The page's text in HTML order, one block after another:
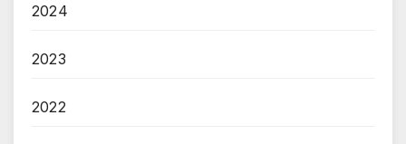
2024
2023
2022